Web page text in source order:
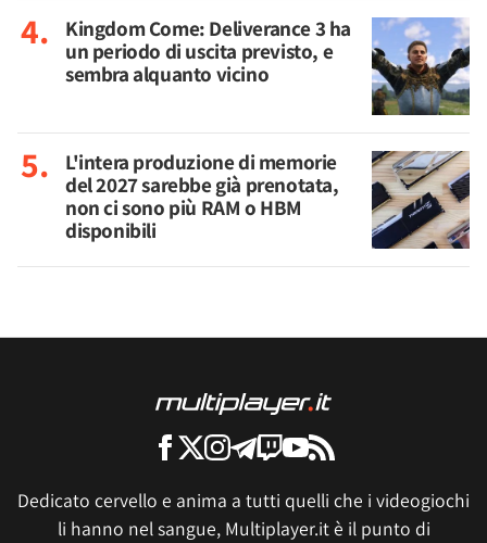
Kingdom Come: Deliverance 3 ha
un periodo di uscita previsto, e
sembra alquanto vicino
L'intera produzione di memorie
del 2027 sarebbe già prenotata,
non ci sono più RAM o HBM
disponibili
Dedicato cervello e anima a tutti quelli che i videogiochi
li hanno nel sangue, Multiplayer.it è il punto di